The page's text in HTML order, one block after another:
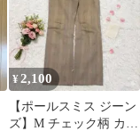
¥2,100
【ポールスミス ジーン
ズ】M チェック柄 カジ